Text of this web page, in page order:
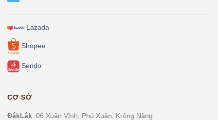
Lazada
Shopee
Sendo
CƠ SỞ
ĐắkLắk: 06 Xuân Vĩnh, Phú Xuân, Krông Năng